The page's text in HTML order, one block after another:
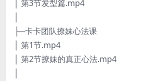
│ 第3节发型篇.mp4
├─卡卡团队撩妹心法课
│ 第1节.mp4
│ 第2节撩妹的真正心法.mp4